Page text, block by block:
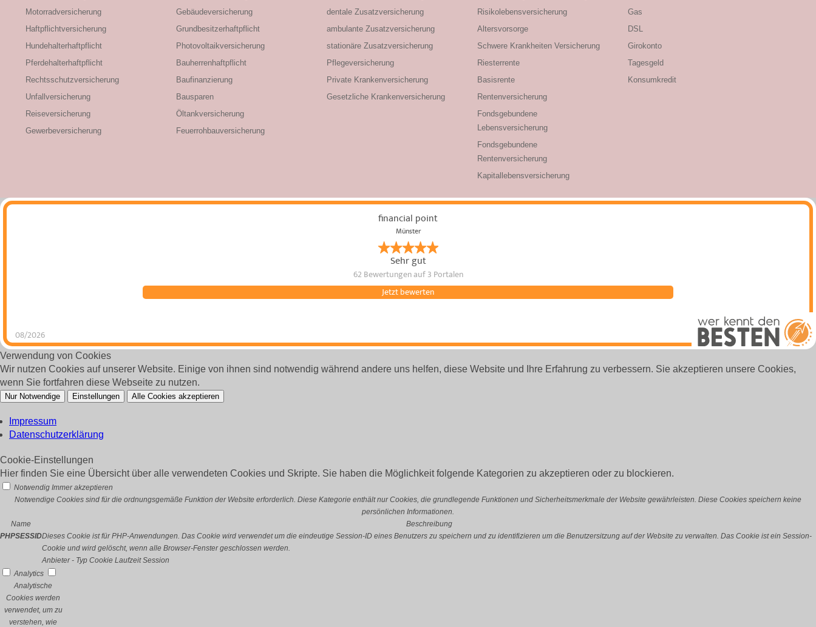
Motorradversicherung
Haftpflichtversicherung
Hundehalterhaftpflicht
Pferdehalterhaftpflicht
Rechtsschutzversicherung
Unfallversicherung
Reiseversicherung
Gewerbeversicherung
Gebäudeversicherung
Grundbesitzerhaftpflicht
Photovoltaikversicherung
Bauherrenhaftpflicht
Baufinanzierung
Bausparen
Öltankversicherung
Feuerrohbauversicherung
dentale Zusatzversicherung
ambulante Zusatzversicherung
stationäre Zusatzversicherung
Pflegeversicherung
Private Krankenversicherung
Gesetzliche Krankenversicherung
Risikolebensversicherung
Altersvorsorge
Schwere Krankheiten Versicherung
Riesterrente
Basisrente
Rentenversicherung
Fondsgebundene
Lebensversicherung
Fondsgebundene
Rentenversicherung
Kapitallebensversicherung
Gas
DSL
Girokonto
Tagesgeld
Konsumkredit
financial point
Münster
Sehr gut
62 Bewertungenauf 3 Portalen
08/2026
Jetzt bewerten
financial pointhat4.9
von5Sternen |
auf
Verwendung von Cookies
Wir nutzen Cookies auf unserer Website. Einige von ihnen sind notwendig während andere uns helfen, diese Website und Ihre Erfahrung zu verbessern. Sie akzeptieren unsere Cookies,
wenn Sie fortfahren diese Webseite zu nutzen.
Nur Notwendige Einstellungen Alle Cookies akzeptieren
Impressum
Datenschutzerklärung
Cookie-Einstellungen
Hier finden Sie eine Übersicht über alle verwendeten Cookies und Skripte. Sie haben die Möglichkeit folgende Kategorien zu akzeptieren oder zu blockieren.
Notwendig Immer akzeptieren
Notwendige Cookies sind für die ordnungsgemäße Funktion der Website erforderlich. Diese Kategorie enthält nur Cookies, die grundlegende Funktionen und Sicherheitsmerkmale der Website gewährleisten. Diese Cookies speichern keine
persönlichen Informationen.
Name
Beschreibung
PHPSESSIDDieses Cookie ist für PHP-Anwendungen. Das Cookie wird verwendet um die eindeutige Session-ID eines Benutzers zu speichern und zu identifizieren um die Benutzersitzung auf der Website zu verwalten. Das Cookie ist ein Session-
Cookie und wird gelöscht, wenn alle Browser-Fenster geschlossen werden.
Anbieter - Typ Cookie Laufzeit Session
Analytics
Analytische
Cookies werden
verwendet, um zu
verstehen, wie